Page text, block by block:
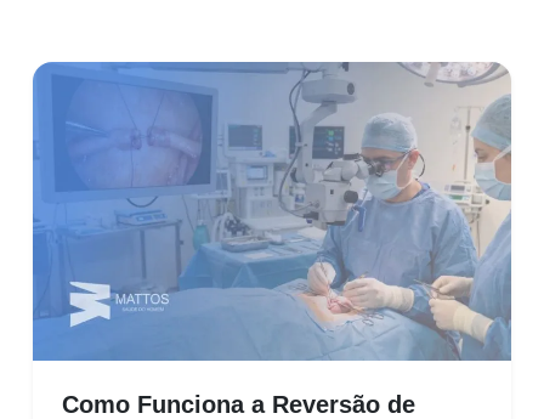
Como Funciona a Reversão de